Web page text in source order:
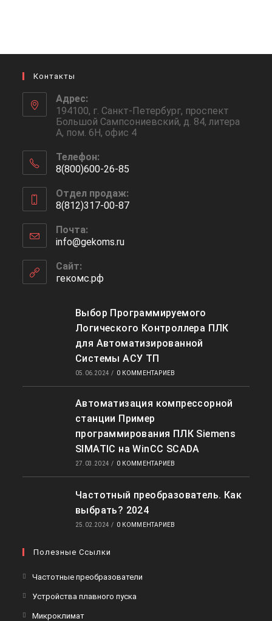
Контакты
Адрес:
194100, г. Санкт-Петербург, проспект
Большой Сампсониевский, д. 84, литера
А, пом. 6Н, офис 4
Телефон:
8(800)600-26-85
в
вашем
приложении
Отдел продаж:
8(812)317-00-87
в
вашем
приложении
Почта:
info@gekoms.ruОткроется
Сайт:
гекомс.рф
Выбор Программируемого
Логического Контроллера ПЛК
для Автоматизированной
Системы АСУ ТП
05.06.2024 / 0 КОММЕНТАРИЕВ
Автоматизация компрессорной
станции Пример
программирования ПЛК Siemens
SIMATIC на WinCC SCADA
27.03.2024 / 0 КОММЕНТАРИЕВ
Частотный преобразователь. Как
выбрать? 2024
25.02.2024 / 0 КОММЕНТАРИЕВ
Полезные Ссылки
Частотные преобразователи
Устройства плавного пуска
МикроклиматОткроется